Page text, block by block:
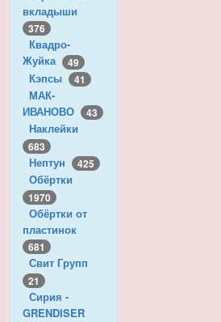
вкладыши
376
Квадро-
Жуйка
49
Кэпсы 41
МАК-
ИВАНОВО
43
Наклейки
683
Нептун 425
Обёртки
1970
Обёртки от
пластинок
681
Свит Групп
21
Сирия -
GRENDISER